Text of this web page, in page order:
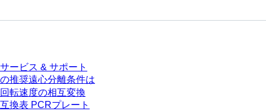
サービス & サポート
の推奨遠心分離条件は
回転速度の相互変換
互換表 PCRプレート